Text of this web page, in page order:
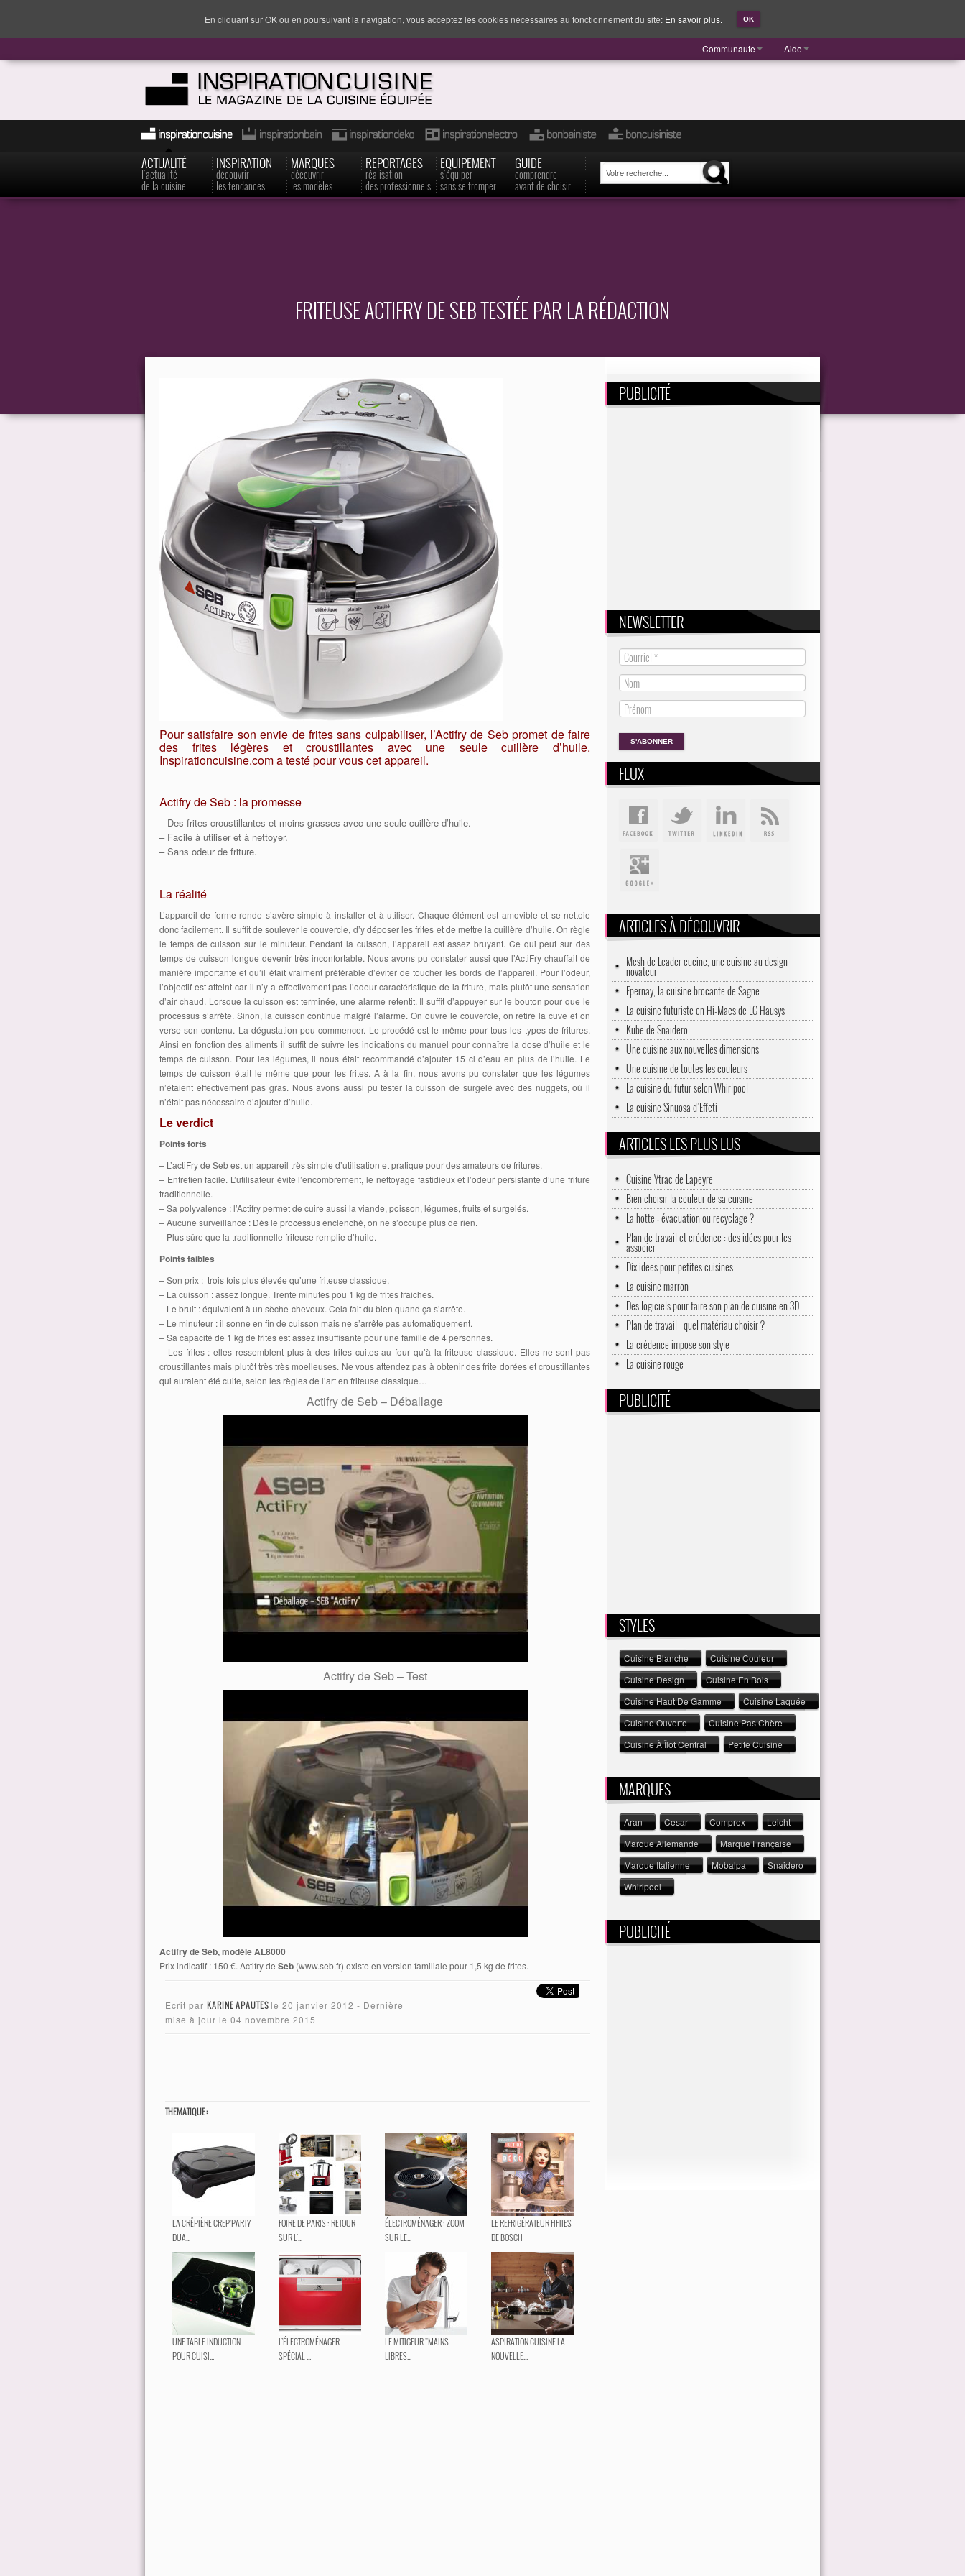
Communaute Aide
ACTUALITÉ
l'actualité
de la cuisine
INSPIRATION
découvrir
les tendances
MARQUES
découvrir
les modèles
REPORTAGES
réalisation
des professionnels
EQUIPEMENT
s'équiper
sans se tromper
GUIDE
comprendre
avant de choisir
FRITEUSE ACTIFRY DE SEB TESTÉE PAR LA RÉDACTION
Pour satisfaire son envie de frites sans culpabiliser, l’Actifry de Seb promet de faire
des frites légères et croustillantes avec une seule cuillère d’huile.
Inspirationcuisine.com a testé pour vous cet appareil.
Actifry de Seb : la promesse
– Des frites croustillantes et moins grasses avec une seule cuillère d’huile.
– Facile à utiliser et à nettoyer.
– Sans odeur de friture.
La réalité
L’appareil de forme ronde s’avère simple à installer et à utiliser. Chaque élément est amovible et se nettoie
donc facilement. Il suffit de soulever le couvercle, d’y déposer les frites et de mettre la cuillère d’huile. On règle
le temps de cuisson sur le minuteur. Pendant la cuisson, l’appareil est assez bruyant. Ce qui peut sur des
temps de cuisson longue devenir très inconfortable. Nous avons pu constater aussi que l’ActiFry chauffait de
manière importante et qu’il était vraiment préférable d’éviter de toucher les bords de l’appareil. Pour l’odeur,
l’objectif est atteint car il n’y a effectivement pas l’odeur caractéristique de la friture, mais plutôt une sensation
d’air chaud. Lorsque la cuisson est terminée, une alarme retentit. Il suffit d’appuyer sur le bouton pour que le
processus s’arrête. Sinon, la cuisson continue malgré l’alarme. On ouvre le couvercle, on retire la cuve et on
verse son contenu. La dégustation peu commencer. Le procédé est le même pour tous les types de fritures.
Ainsi en fonction des aliments il suffit de suivre les indications du manuel pour connaître la dose d’huile et le
temps de cuisson. Pour les légumes, il nous était recommandé d’ajouter 15 cl d’eau en plus de l’huile. Le
temps de cuisson était le même que pour les frites. A à la fin, nous avons pu constater que les légumes
n’étaient effectivement pas gras. Nous avons aussi pu tester la cuisson de surgelé avec des nuggets, où il
n’était pas nécessaire d’ajouter d’huile.
Le verdict
Points forts
– L’actiFry de Seb est un appareil très simple d’utilisation et pratique pour des amateurs de fritures.
– Entretien facile. L’utilisateur évite l’encombrement, le nettoyage fastidieux et l’odeur persistante d’une friture
traditionnelle.
– Sa polyvalence : l’Actifry permet de cuire aussi la viande, poisson, légumes, fruits et surgelés.
– Aucune surveillance : Dès le processus enclenché, on ne s’occupe plus de rien.
– Plus sûre que la traditionnelle friteuse remplie d’huile.
Points faibles
– Son prix : trois fois plus élevée qu’une friteuse classique,
– La cuisson : assez longue. Trente minutes pou 1 kg de frites fraiches.
– Le bruit : équivalent à un sèche-cheveux. Cela fait du bien quand ça s’arrête.
– Le minuteur : il sonne en fin de cuisson mais ne s’arrête pas automatiquement.
– Sa capacité de 1 kg de frites est assez insuffisante pour une famille de 4 personnes.
– Les frites : elles ressemblent plus à des frites cuites au four qu’à la friteuse classique. Elles ne sont pas
croustillantes mais plutôt très très moelleuses. Ne vous attendez pas à obtenir des frite dorées et croustillantes
qui auraient été cuite, selon les règles de l’art en friteuse classique…
Actifry de Seb – Déballage
Actifry de Seb – Test
Actifry de Seb, modèle AL8000
Prix indicatif : 150 €. Actifry de Seb (www.seb.fr) existe en version familiale pour 1,5 kg de frites.
Ecrit par KARINE APAUTES le 20 janvier 2012 - Dernière
mise à jour le 04 novembre 2015
THEMATIQUE :
LA CRÊPIÈRE CREP’PARTY
DUA...
FOIRE DE PARIS : RETOUR
SUR L'...
ÉLECTROMÉNAGER : ZOOM
SUR LE...
LE REFRIGÉRATEUR FIFTIES
DE BOSCH
UNE TABLE INDUCTION
POUR CUISI...
L’ÉLECTROMÉNAGER
SPÉCIAL ...
LE MITIGEUR "MAINS
LIBRES...
ASPIRATION CUISINE LA
NOUVELLE...
PUBLICITÉ
NEWSLETTER
FLUX
ARTICLES À DÉCOUVRIR
Mesh de Leader cucine, une cuisine au design
novateur
Epernay, la cuisine brocante de Sagne
La cuisine futuriste en Hi-Macs de LG Hausys
Kube de Snaidero
Une cuisine aux nouvelles dimensions
Une cuisine de toutes les couleurs
La cuisine du futur selon Whirlpool
La cuisine Sinuosa d’Effeti
ARTICLES LES PLUS LUS
Cuisine Ytrac de Lapeyre
Bien choisir la couleur de sa cuisine
La hotte : évacuation ou recyclage ?
Plan de travail et crédence : des idées pour les
associer
Dix idees pour petites cuisines
La cuisine marron
Des logiciels pour faire son plan de cuisine en 3D
Plan de travail : quel matériau choisir ?
La crédence impose son style
La cuisine rouge
PUBLICITÉ
STYLES
Cuisine Blanche
Cuisine Couleur
Cuisine Design
Cuisine En Bois
Cuisine Haut De Gamme
Cuisine Laquée
Cuisine Ouverte
Cuisine Pas Chère
Cuisine À Îlot Central
Petite Cuisine
MARQUES
Aran Cesar Comprex
Leicht
Marque Allemande
Marque Française
Marque Italienne
Mobalpa
Snaidero
Whirlpool
PUBLICITÉ
En cliquant sur OK ou en poursuivant la navigation, vous acceptez les cookies nécessaires au fonctionnement du site: En savoir plus. OK